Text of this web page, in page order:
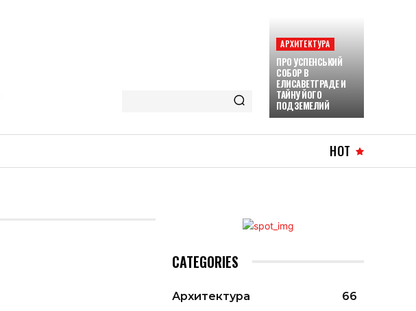
АРХИТЕКТУРА
ПРО УСПЕНСЬКИЙ
СОБОР В
ЕЛИСАВЕТГРАДЕ И
ТАЙНУ ЙОГО
ПОДЗЕМЕЛИЙ
HOT
CATEGORIES
Архитектура
66